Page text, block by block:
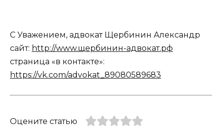
С Уважением, адвокат Щербинин Александр
сайт: http://www.щербинин-адвокат.рф
страница «в контакте»:
https://vk.com/advokat_89080589683
Оцените статью